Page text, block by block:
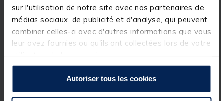
sur l'utilisation de notre site avec nos partenaires de
médias sociaux, de publicité et d'analyse, qui peuvent
combiner celles-ci avec d'autres informations que vous
leur avez fournies ou qu'ils ont collectées lors de votre
Autoriser tous les cookies
Description & détails
Description
icône monogrammée ton sur ton à l'arrière, et une
vêtement qui, lorsqu'il est associé à nos CR Joggers,